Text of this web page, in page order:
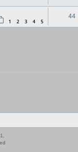
1 2 3 4 5
44